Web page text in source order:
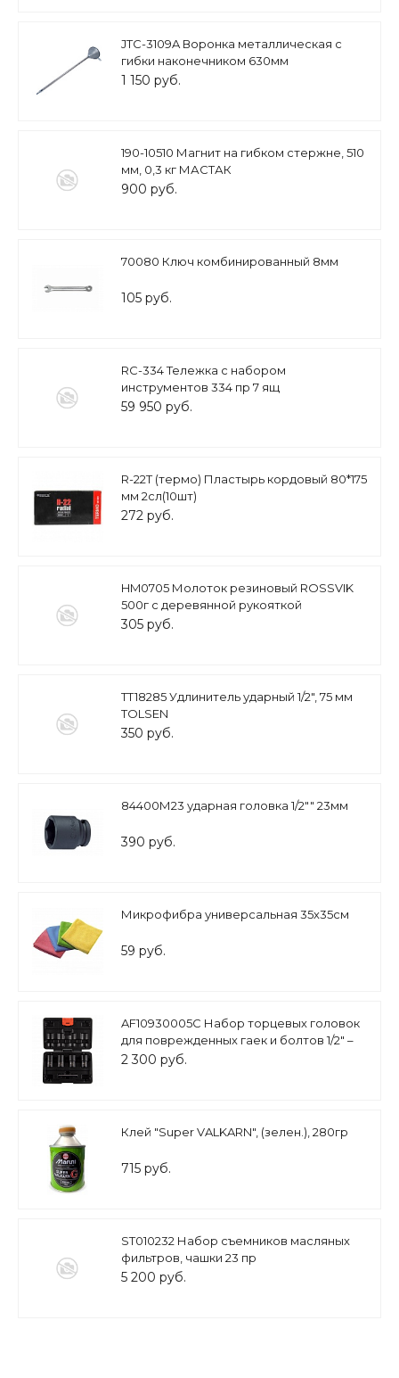
JTC-3109A Воронка металлическая с
гибки наконечником 630мм
1 150 руб.
190-10510 Магнит на гибком стержне, 510
мм, 0,3 кг МАСТАК
900 руб.
70080 Ключ комбинированный 8мм
105 руб.
RC-334 Тележка с набором
инструментов 334 пр 7 ящ
59 950 руб.
R-22Т (термо) Пластырь кордовый 80*175
мм 2сл(10шт)
272 руб.
HM0705 Молоток резиновый ROSSVIK
500г с деревянной рукояткой
305 руб.
TT18285 Удлинитель ударный 1/2", 75 мм
TOLSEN
350 руб.
84400М23 ударная головка 1/2"" 23мм
390 руб.
Микрофибра универсальная 35х35см
59 руб.
AF10930005C Набор торцевых головок
для поврежденных гаек и болтов 1/2" –
17, 19, 21, 22 мм AFFIX
2 300 руб.
Клей "Super VALKARN", (зелен.), 280гр
715 руб.
ST010232 Набор съемников масляных
фильтров, чашки 23 пр
5 200 руб.